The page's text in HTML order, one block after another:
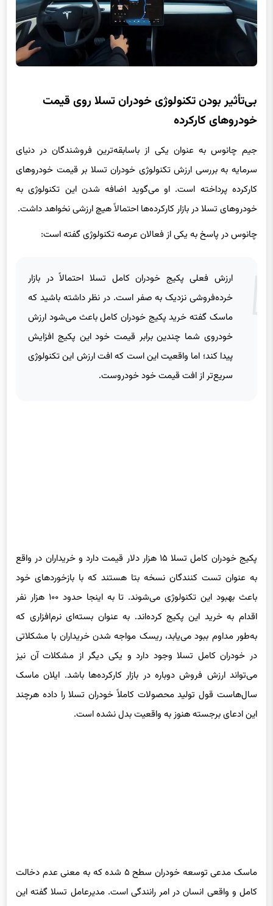
بی‌تأثیر بودن تکنولوژی خودران تسلا روی قیمت
خودروهای کارکرده
جیم چانوس به عنوان یکی از باسابقه‌ترین فروشندگان در دنیای
سرمایه به بررسی ارزش تکنولوژی خودران تسلا بر قیمت خودروهای
کارکرده پرداخته است. او می‌گوید اضافه شدن این تکنولوژی به
خودروهای تسلا در بازار کارکرده‌ها احتمالاً هیچ ارزشی نخواهد داشت.
چانوس در پاسخ به یکی از فعالان عرصه تکنولوژی گفته است:
ارزش فعلی پکیج خودران کامل تسلا احتمالاً در بازار
خرده‌فروشی نزدیک به صفر است. در نظر داشته باشید که
ماسک گفته خرید پکیج خودران کامل باعث می‌شود ارزش
خودروی شما چندین برابر قیمت خود این پکیج افزایش
پیدا کند؛ اما واقعیت این است که افت ارزش این تکنولوژی
سریع‌تر از افت قیمت خود خودروست.
پکیج خودران کامل تسلا ۱۵ هزار دلار قیمت دارد و خریداران در واقع
به عنوان تست کنندگان نسخه بتا هستند که با بازخوردهای خود
باعث بهبود این تکنولوژی می‌شوند. تا به اینجا حدود ۱۰۰ هزار نفر
اقدام به خرید این پکیج کرده‌اند. به عنوان بسته‌ای نرم‌افزاری که
به‌طور مداوم ببود می‌یابد، ریسک مواجه شدن خریداران با مشکلاتی
در خودران کامل تسلا وجود دارد و یکی دیگر از مشکلات آن نیز
می‌تواند ارزش فروش دوباره در بازار کارکرده‌ها باشد. ایلان ماسک
سال‌هاست قول تولید محصولات کاملاً خودران تسلا را داده هرچند
این ادعای برجسته هنوز به واقعیت بدل نشده است.
ماسک مدعی توسعه خودران سطح ۵ شده که به معنی عدم دخالت
کامل و واقعی انسان در امر رانندگی است. مدیرعامل تسلا گفته این